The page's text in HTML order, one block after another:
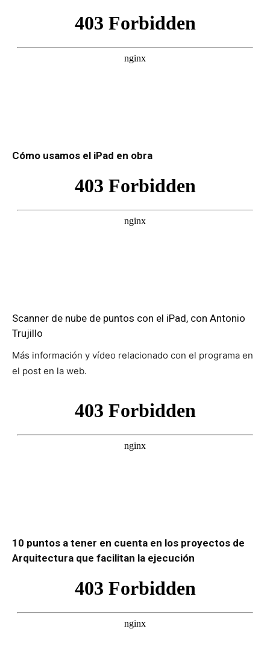
Cómo usamos el iPad en obra
Scanner de nube de puntos con el iPad, con Antonio
Trujillo
Más información y vídeo relacionado con el programa en
el post en la web.
10 puntos a tener en cuenta en los proyectos de
Arquitectura que facilitan la ejecución